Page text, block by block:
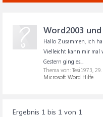
Word2003
Hallo Zusammen, ich
Vielleicht kann mir mal
Gestern ging es...
Thema von: Tesi1973,
Microsoft Word Hilfe
Ergebnis 1 bis 1 von 1